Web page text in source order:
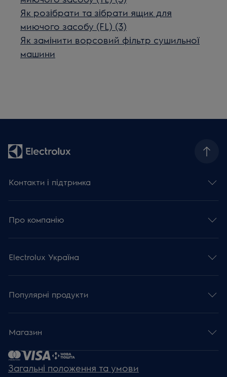
Як розібрати та зібрати ящик для
миючого засобу (FL) (3)
Як замінити ворсовий фільтр сушильної
машини
Контакти і підтримка
Про компанію
Electrolux Україна
Популярні продукти
Магазин
Загальні положення та умови